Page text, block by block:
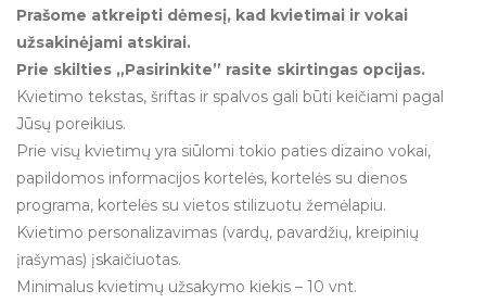
Prašome atkreipti dėmesį, kad kvietimai ir vokai
užsakinėjami atskirai.
Prie skilties „Pasirinkite” rasite skirtingas opcijas.
Kvietimo tekstas, šriftas ir spalvos gali būti keičiami pagal
Jūsų poreikius.
Prie visų kvietimų yra siūlomi tokio paties dizaino vokai,
papildomos informacijos kortelės, kortelės su dienos
programa, kortelės su vietos stilizuotu žemėlapiu.
Kvietimo personalizavimas (vardų, pavardžių, kreipinių
įrašymas) įskaičiuotas.
Minimalus kvietimų užsakymo kiekis – 10 vnt.